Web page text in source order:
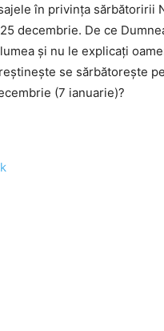
în privința sărbătoririi
decembrie. De ce
și nu le explicați
se sărbătorește
(7 ianuarie)?